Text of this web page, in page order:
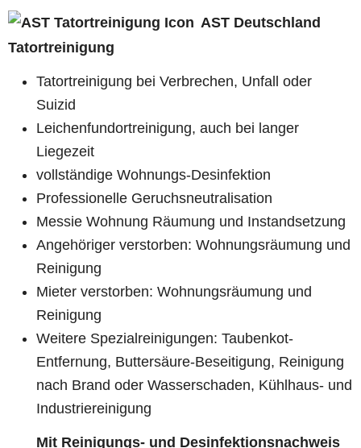
AST Deutschland
Tatortreinigung
Tatortreinigung bei Verbrechen, Unfall oder
Suizid
Leichenfundortreinigung, auch bei langer
Liegezeit
vollständige Wohnungs-Desinfektion
Professionelle Geruchsneutralisation
Messie Wohnung Räumung und Instandsetzung
Angehöriger verstorben: Wohnungsräumung und
Reinigung
Mieter verstorben: Wohnungsräumung und
Reinigung
Weitere Spezialreinigungen: Taubenkot-
Entfernung, Buttersäure-Beseitigung, Reinigung
nach Brand oder Wasserschaden, Kühlhaus- und
Industriereinigung
Mit Reinigungs- und Desinfektionsnachweis